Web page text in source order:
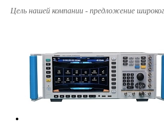
Цель нашей компании - предложение